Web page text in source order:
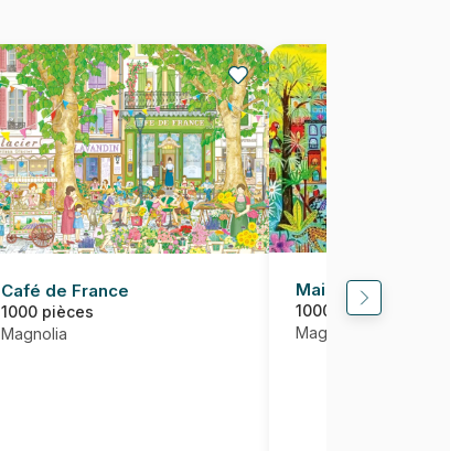
Café de France
1000 pièces
Magnolia
Maisons dans la
1000 pièces
Magnolia